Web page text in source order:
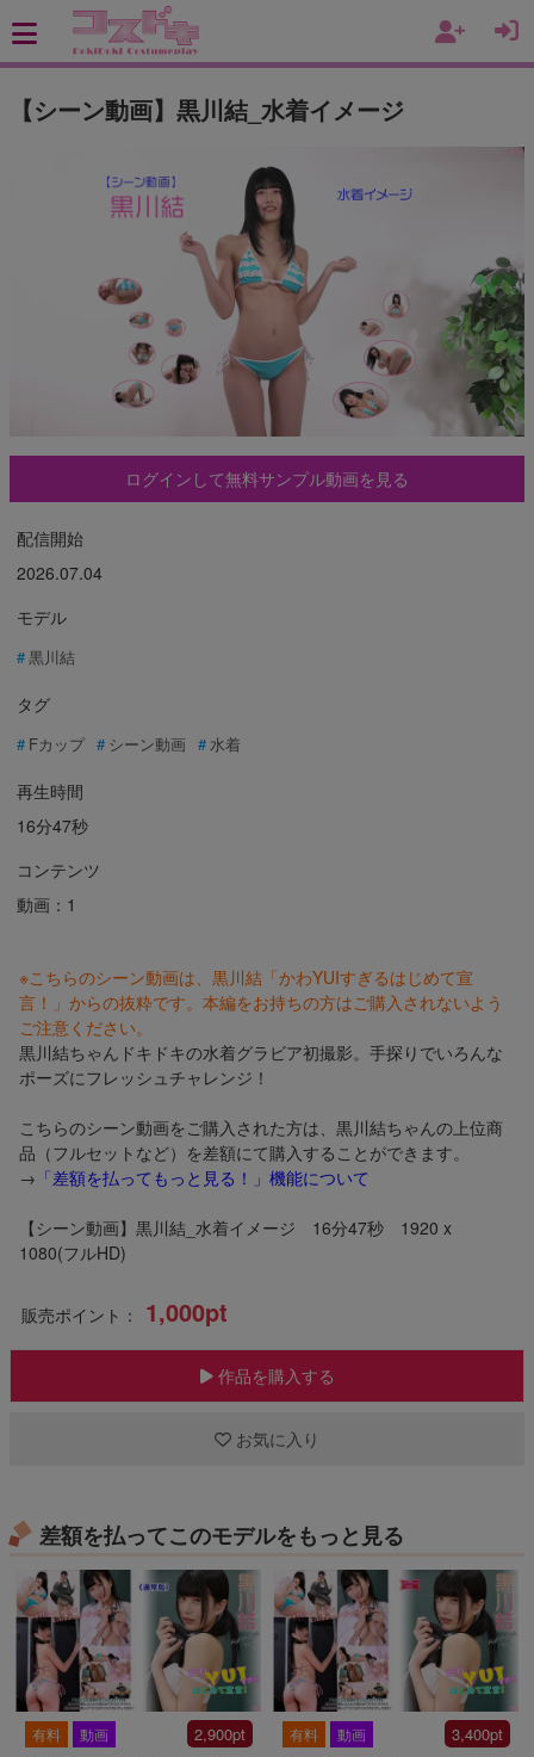
【シーン動画】黒川結_水着イメージ
ログインして無料サンプル動画を見る
配信開始
2026.07.04
モデル
黒川結
タグ
Fカップ シーン動画 水着
再生時間
16分47秒
コンテンツ
動画：1
※こちらのシーン動画は、黒川結「かわYUIすぎるはじめて宣
言！」からの抜粋です。本編をお持ちの方はご購入されないよう
ご注意ください。
黒川結ちゃんドキドキの水着グラビア初撮影。手探りでいろんな
ポーズにフレッシュチャレンジ！
こちらのシーン動画をご購入された方は、黒川結ちゃんの上位商
品（フルセットなど）を差額にて購入することができます。
→ 「差額を払ってもっと見る！」機能について
【シーン動画】黒川結_水着イメージ 16分47秒 1920 x
1080(フルHD)
販売ポイント： 1,000pt
作品を購入する
お気に入り
差額を払ってこのモデルをもっと見る
2,900pt
有料 動画 3,400pt
有料 動画